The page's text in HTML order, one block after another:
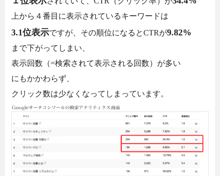
上から４番目に表示されているキーワードは
3.1位表示ですが、その順位になるとCTRが9.82%
まで下がってしまい、
表示回数（=検索されて表示される回数）が多い
にもかかわらず、
クリック数は少なくなってしまっています。